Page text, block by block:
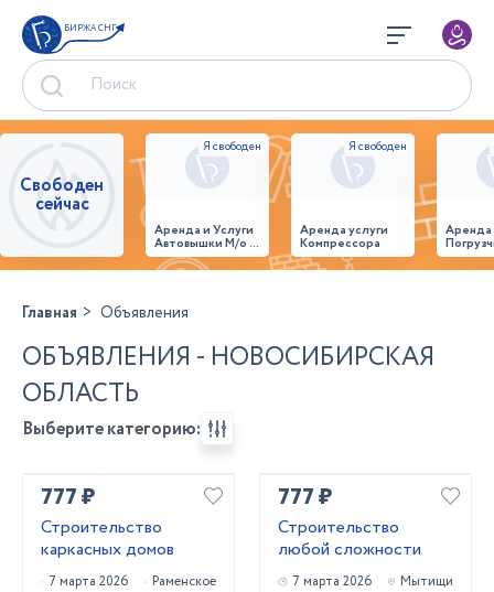
БИРЖА СНГ
Свободен
сейчас
Аренда и Услуги
Автовышки М/о г.
Домодедово
26,28,32 место
Аренда услуги
Компрессора
Главная Объявления
ОБЪЯВЛЕНИЯ - НОВОСИБИРСКАЯ
ОБЛАСТЬ
Выберите категорию:
777 ₽
Строительство
каркасных домов
7 марта 2026 Раменское
777 ₽
Строительство
любой сложности
7 марта 2026 Мытищи